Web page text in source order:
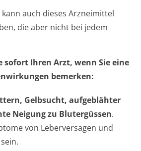
auch dieses Arzneimittel
die aber nicht bei jedem
sofort Ihren Arzt, wenn Sie eine
bemerken:
Gelbsucht, aufgeblähter
Neigung zu Blutergüssen.
von Leberversagen und